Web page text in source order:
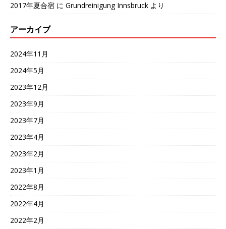
2017年夏合宿 に Grundreinigung Innsbruck より
アーカイブ
2024年11月
2024年5月
2023年12月
2023年9月
2023年7月
2023年4月
2023年2月
2023年1月
2022年8月
2022年4月
2022年2月